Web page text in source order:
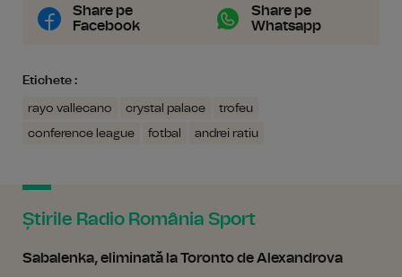
Share pe
Facebook
Share pe
Whatsapp
Etichete :
rayo vallecano crystal palace
trofeu
conference league
fotbal andrei ratiu
Știrile Radio România Sport
Sabalenka, eliminată la Toronto de Alexandrova